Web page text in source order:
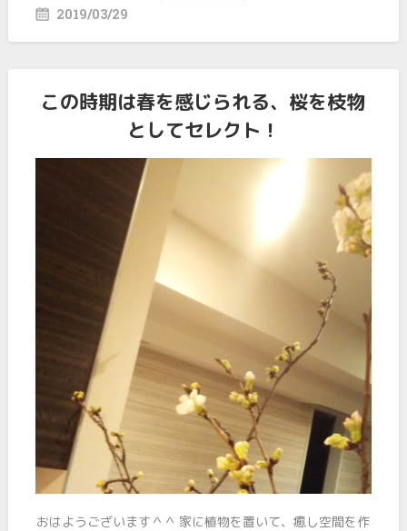
2019/03/29
この時期は春を感じられる、桜を枝物
としてセレクト！
おはようございます＾＾ 家に植物を置いて、癒し空間を作